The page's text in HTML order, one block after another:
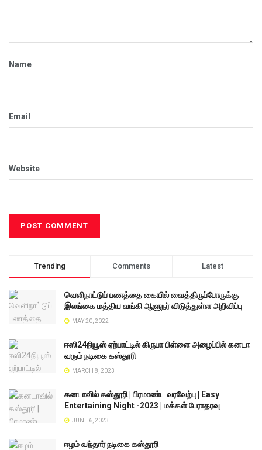
Name
Email
Website
Trending Comments Latest
வெளிநாட்டுப் பணத்தை கையில் வைத்திருப்போருக்கு
இலங்கை மத்திய வங்கி ஆளுநர் விடுத்துள்ள அறிவிப்பு
MAY 20, 2022
ஈஸி24நியூஸ் ஏற்பாட்டில் கிருபா பிள்ளை அழைப்பில் கனடா
வரும் நடிகை கஸ்தூரி
MARCH 8, 2023
கனடாவில் கஸ்தூரி | பிரமாண்ட வரவேற்பு | Easy
Entertaining Night -2023 | மக்கள் பேராதரவு
JUNE 6, 2023
ஈழம் வந்தார் நடிகை கஸ்தூரி